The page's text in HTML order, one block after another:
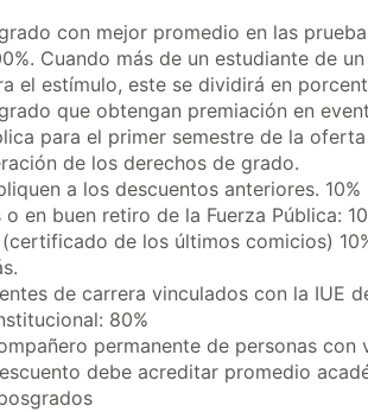
con mejor promedio en las
Cuando más de un estudiante de
el estímulo, este se dividirá en
que obtengan premiación en
para el primer semestre de la
de los derechos de grado.
a los descuentos anteriores. 10%
en buen retiro de la Fuerza Pública:
de los últimos comicios)
de carrera vinculados con la IUE
80%
permanente de personas con
debe acreditar promedio